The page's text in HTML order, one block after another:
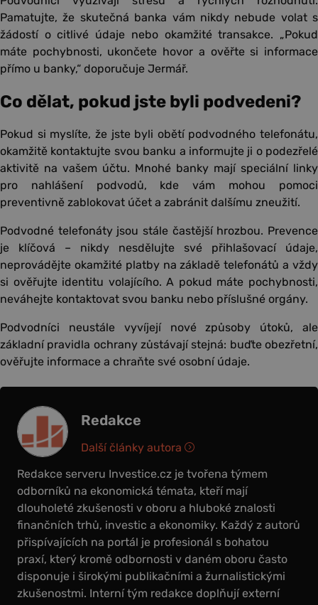
Pamatujte, že skutečná banka vám nikdy nebude volat s
žádostí o citlivé údaje nebo okamžité transakce. „Pokud
máte pochybnosti, ukončete hovor a ověřte si informace
přímo u banky,“ doporučuje Jermář.
Co dělat, pokud jste byli podvedeni?
Pokud si myslíte, že jste byli obětí podvodného telefonátu,
okamžitě kontaktujte svou banku a informujte ji o podezřelé
aktivitě na vašem účtu. Mnohé banky mají speciální linky
pro nahlášení podvodů, kde vám mohou pomoci
preventivně zablokovat účet a zabránit dalšímu zneužití.
Podvodné telefonáty jsou stále častější hrozbou. Prevence
je klíčová – nikdy nesdělujte své přihlašovací údaje,
neprovádějte okamžité platby na základě telefonátů a vždy
si ověřujte identitu volajícího. A pokud máte pochybnosti,
neváhejte kontaktovat svou banku nebo příslušné orgány.
Podvodníci neustále vyvíjejí nové způsoby útoků, ale
základní pravidla ochrany zůstávají stejná: buďte obezřetní,
ověřujte informace a chraňte své osobní údaje.
Redakce
Redakce serveru Investice.cz je tvořena týmem
odborníků na ekonomická témata, kteří mají
dlouholeté zkušenosti v oboru a hluboké znalosti
finančních trhů, investic a ekonomiky. Každý z autorů
přispívajících na portál je profesionál s bohatou
praxí, který kromě odbornosti v daném oboru často
disponuje i širokými publikačními a žurnalistickými
zkušenostmi. Interní tým redakce doplňují externí
Další články autora